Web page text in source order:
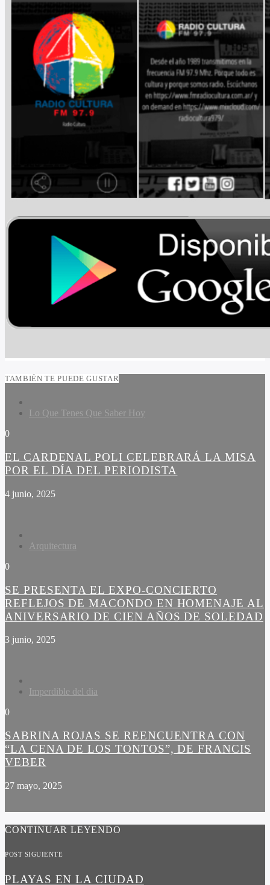
TAMBIÉN TE PUEDE GUSTAR
Lo Que Tenes Que Saber Hoy
0
EL CARDENAL POLI CELEBRARÁ LA MISA
POR EL DÍA DEL PERIODISTA
4 junio, 2025
Arquitectura
0
SE PRESENTA EL EXPO-CONCIERTO
REFLEJOS DE MACONDO EN HOMENAJE AL
ANIVERSARIO DE CIEN AÑOS DE SOLEDAD
3 junio, 2025
Imperdible del dia
0
SABRINA ROJAS SE REENCUENTRA CON
“LA CENA DE LOS TONTOS”, DE FRANCIS
VEBER
27 mayo, 2025
CONTINUAR LEYENDO
POST SIGUIENTE
PLAYAS EN LA CIUDAD